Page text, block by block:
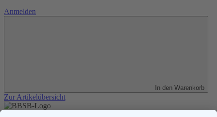
Anmelden
In den Warenkorb
Zur Artikelübersicht